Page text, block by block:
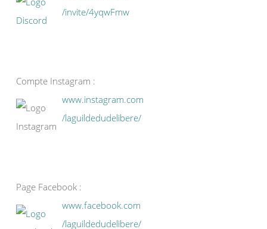
/invite/4yqwFmw
Compte Instagram :
www.instagram.com
/laguildedudelibere/
Page Facebook :
www.facebook.com
/laguildedudelibere/